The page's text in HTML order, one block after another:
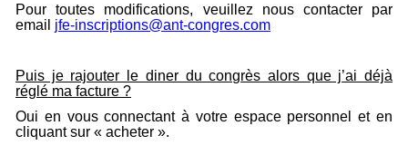
Pour toutes modifications, veuillez nous contacter par
email jfe-inscriptions@ant-congres.com
Puis je rajouter le diner du congrès alors que j’ai déjà
réglé ma facture ?
Oui en vous connectant à votre espace personnel et en
cliquant sur « acheter ».